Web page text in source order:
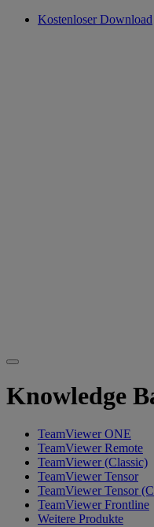
Kostenloser Download
Knowledge
TeamViewer ONE
TeamViewer Remote
TeamViewer (Classic)
TeamViewer Tensor
TeamViewer Tensor
TeamViewer Frontline
Weitere Produkte